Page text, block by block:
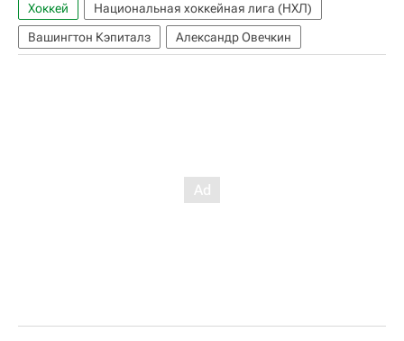
Хоккей
Национальная хоккейная лига (НХЛ)
Вашингтон Кэпиталз
Александр Овечкин